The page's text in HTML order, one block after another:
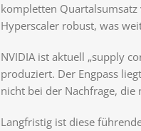
kompletten Quartalsumsatz
Hyperscaler robust, was
NVIDIA ist aktuell „supply
produziert. Der Engpass
nicht bei der Nachfrage,
Langfristig ist diese